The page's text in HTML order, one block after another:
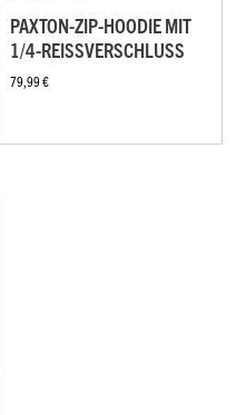
PAXTON-ZIP-HOODIE MIT
1/4-REISSVERSCHLUSS
79,99 €